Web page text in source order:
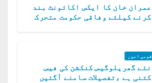
عمران خان کا ایکس اکائونٹ بند
کرنے کیلئے وفاقی حکومت متحرک
قومی امور
نئے گھریلوگیس کنکشن کی فیس
کتنی ہے ،تفصیلات سامنے آگئیں